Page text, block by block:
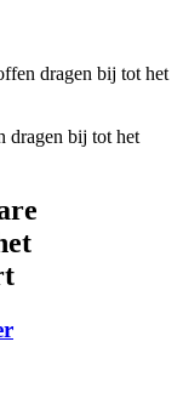
dragen bij tot het